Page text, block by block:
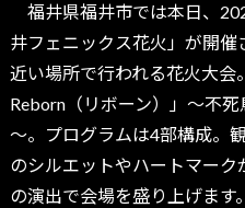
福井県福井市では本日、
井フェニックス花火」が開催
近い場所で行われる花火大会
Reborn（リボーン）」～不
～。プログラムは4部構成。
のシルエットやハートマー
の演出で会場を盛り上げま